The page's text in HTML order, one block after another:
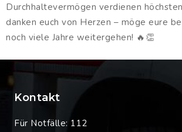
Durchhaltevermögen verdienen
danken euch von Herzen – möge eure
noch viele Jahre weitergehen! 🔥👏
Kontakt
Für Notfälle: 112